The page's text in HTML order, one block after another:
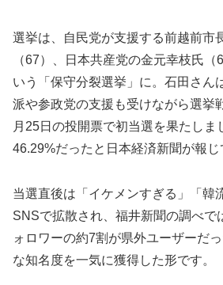
選挙は、自民党が支援する前越前市
（67）、日本共産党の金元幸枝氏（
いう「保守分裂選挙」に。石田さん
派や参政党の支援も受けながら選挙
月25日の投開票で初当選を果たしま
46.29%だったと日本経済新聞が報じ
当選直後は「イケメンすぎる」「韓
SNSで拡散され、福井新聞の調べで
ォロワーの約7割が県外ユーザーだ
な知名度を一気に獲得した形です。